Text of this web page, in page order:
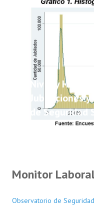
Nivel y
Jubilaciones
de
Monitor
Observatorio de